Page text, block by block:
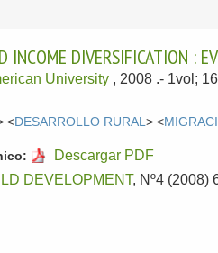
INCOME DIVERSIFICATION :
University , 2008 .- 1vol;
<DESARROLLO RURAL> <
Descargar PDF
DEVELOPMENT, Nº4 (2008)